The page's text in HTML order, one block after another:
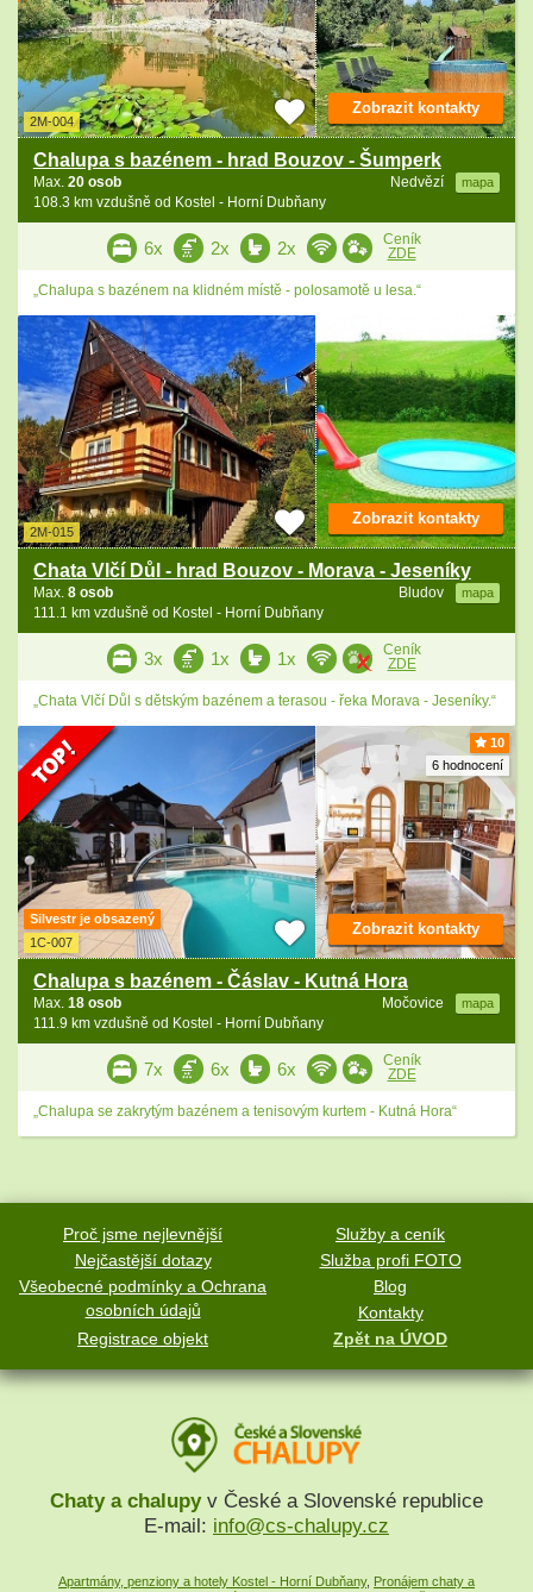
2M-004
Chalupa s bazénem - hrad Bouzov - Šumperk
Nedvězí mapa
Max. 20 osob
108.3 km vzdušně od Kostel - Horní Dubňany
Zobrazit kontakty
6x 2x 2x
Ceník
ZDE
„Chalupa s bazénem na klidném místě - polosamotě u lesa.“
2M-015
Chata Vlčí Důl - hrad Bouzov - Morava - Jeseníky
Bludov mapa
Max. 8 osob
111.1 km vzdušně od Kostel - Horní Dubňany
Zobrazit kontakty
3x 1x 1x
Ceník
ZDE
„Chata Vlčí Důl s dětským bazénem a terasou - řeka Morava - Jeseníky.“
10
6 hodnocení
Silvestr je obsazený
1C-007
Chalupa s bazénem - Čáslav - Kutná Hora
Močovice mapa
Max. 18 osob
111.9 km vzdušně od Kostel - Horní Dubňany
Zobrazit kontakty
7x 6x 6x
Ceník
ZDE
„Chalupa se zakrytým bazénem a tenisovým kurtem - Kutná Hora“
Proč jsme nejlevnější
Služby a ceník
Nejčastější dotazy
Služba profi FOTO
Všeobecné podmínky a Ochrana
osobních údajů
Blog
Kontakty
Registrace objekt
Zpět na ÚVOD
Chaty a chalupyv České a Slovenské republice
E-mail: info@cs-chalupy.cz
Apartmány, penziony a hotely Kostel - Horní Dubňany, Pronájem chaty a